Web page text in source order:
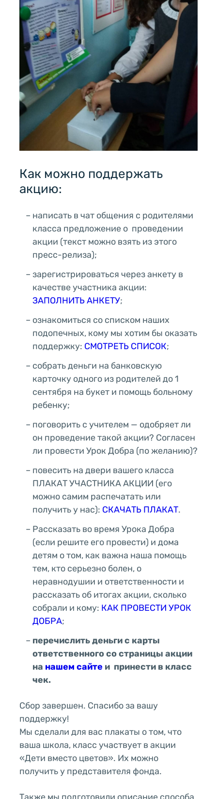
Как можно поддержать
акцию:
написать в чат общения с родителями
класса предложение о проведении
акции (текст можно взять из этого
пресс-релиза);
зарегистрироваться через анкету в
качестве участника акции:
ЗАПОЛНИТЬ АНКЕТУ;
ознакомиться со списком наших
подопечных, кому мы хотим бы оказать
поддержку: СМОТРЕТЬ СПИСОК;
собрать деньги на банковскую
карточку одного из родителей до 1
сентября на букет и помощь больному
ребенку;
поговорить с учителем — одобряет ли
он проведение такой акции? Согласен
ли провести Урок Добра (по желанию)?
повесить на двери вашего класса
ПЛАКАТ УЧАСТНИКА АКЦИИ (его
можно самим распечатать или
получить у нас): СКАЧАТЬ ПЛАКАТ.
Рассказать во время Урока Добра
(если решите его провести) и дома
детям о том, как важна наша помощь
тем, кто серьезно болен, о
неравнодушии и ответственности и
рассказать об итогах акции, сколько
собрали и кому: КАК ПРОВЕСТИ УРОК
ДОБРА;
перечислить деньги с карты
ответственного со страницы акции
на нашем сайте и принести в класс
чек.
Сбор завершен. Спасибо за вашу
поддержку!
Мы сделали для вас плакаты о том, что
ваша школа, класс участвует в акции
«Дети вместо цветов». Их можно
получить у представителя фонда.